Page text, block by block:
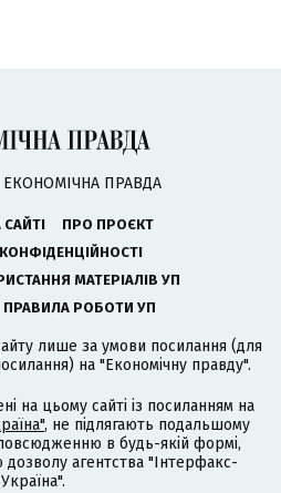
ЕКОНОМІЧНА ПРАВДА
ПРО ПРОЄКТ
МАТЕРІАЛІВ УП
ПРАВИЛА РОБОТИ УП
лише за умови посилання (для
на "Економічну правду".
на цьому сайті із посиланням на
, не підлягають подальшому
в будь-якій формі,
агентства "Інтерфакс-
Україна".